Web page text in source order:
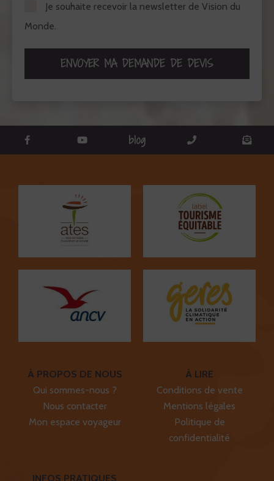
Je souhaite recevoir la newsletter de Vision du
Monde.
ENVOYER MA DEMANDE DE DEVIS
blog
À PROPOS DE NOUS
Qui sommes-nous ?
Nous contacter
Mon espace voyageur
À LIRE
Conditions de vente
Mentions légales
Politique de
confidentialité
INFOS PRATIQUES